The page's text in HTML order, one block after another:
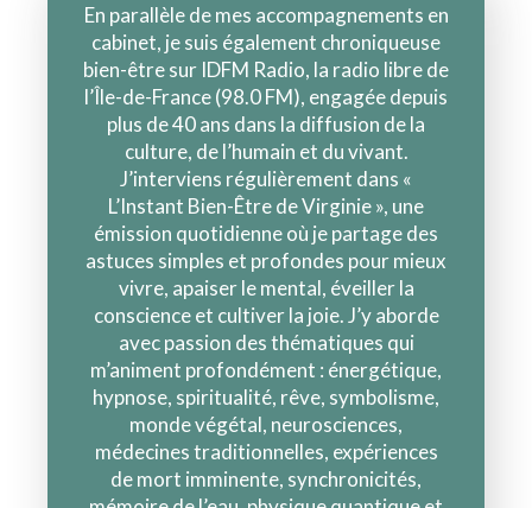
En parallèle de mes accompagnements en
cabinet, je suis également chroniqueuse
bien-être sur IDFM Radio, la radio libre de
l’Île-de-France (98.0 FM), engagée depuis
plus de 40 ans dans la diffusion de la
culture, de l’humain et du vivant.
J’interviens régulièrement dans «
L’Instant Bien-Être de Virginie », une
émission quotidienne où je partage des
astuces simples et profondes pour mieux
vivre, apaiser le mental, éveiller la
conscience et cultiver la joie. J’y aborde
avec passion des thématiques qui
m’animent profondément : énergétique,
hypnose, spiritualité, rêve, symbolisme,
monde végétal, neurosciences,
médecines traditionnelles, expériences
de mort imminente, synchronicités,